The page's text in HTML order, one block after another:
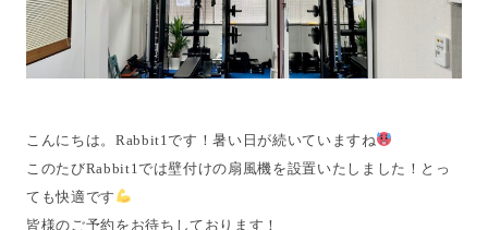
こんにちは。Rabbit1です！暑い日が続いていますね
このたびRabbit1では壁付けの扇風機を設置いたしました！とっ
ても快適です
皆様のご予約をお待ちしております！